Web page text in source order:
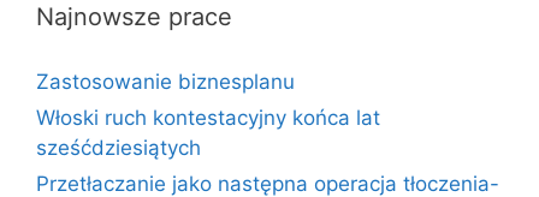
Najnowsze prace
Zastosowanie biznesplanu
Włoski ruch kontestacyjny końca lat
sześćdziesiątych
Przetłaczanie jako następna operacja tłoczenia-